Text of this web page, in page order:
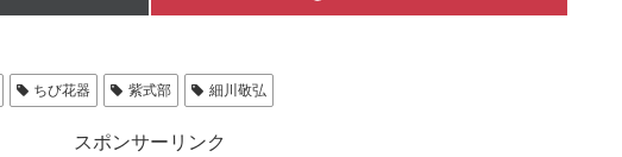
ちび花器 紫式部 細川敬弘
スポンサーリンク